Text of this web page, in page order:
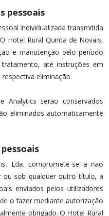
pessoais
individualizada transmitida
Hotel Rural Quinta de Novais,
e manutenção pelo período
até instruções em
eliminação.
Analytics serão conservados
eliminados automaticamente
Lda. compromete-se a não
ou sob qualquer outro título, a
enviados pelos utilizadores
o fazer mediante autorização
obrigado. O Hotel Rural